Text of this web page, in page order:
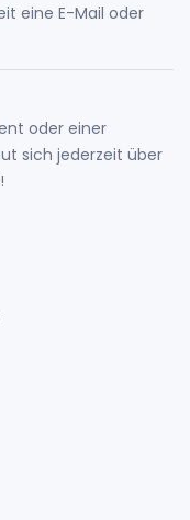
eine E-Mail oder
oder einer
sich jederzeit über